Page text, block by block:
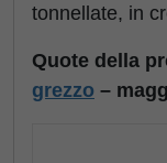
tonnellate, in
Quote della
grezzo –